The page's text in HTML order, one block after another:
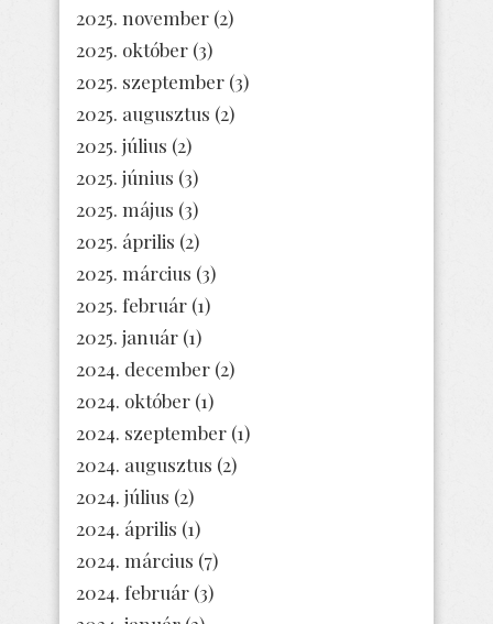
2025. november (2)
2025. október (3)
2025. szeptember (3)
2025. augusztus (2)
2025. július (2)
2025. június (3)
2025. május (3)
2025. április (2)
2025. március (3)
2025. február (1)
2025. január (1)
2024. december (2)
2024. október (1)
2024. szeptember (1)
2024. augusztus (2)
2024. július (2)
2024. április (1)
2024. március (7)
2024. február (3)